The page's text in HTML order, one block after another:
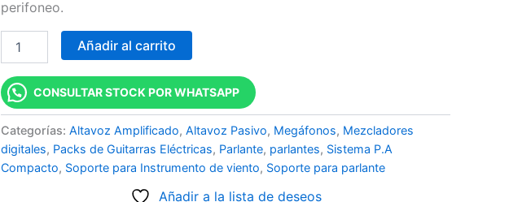
perifoneo.
Añadir al carrito
CONSULTAR STOCK POR WHATSAPP
Categorías: Altavoz Amplificado, Altavoz Pasivo, Megáfonos, Mezcladores
digitales, Packs de Guitarras Eléctricas, Parlante, parlantes, Sistema P.A
Compacto, Soporte para Instrumento de viento, Soporte para parlante
Añadir a la lista de deseos